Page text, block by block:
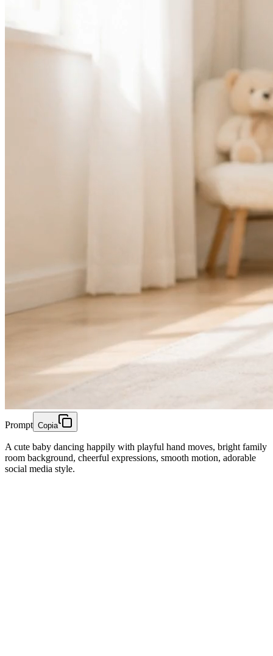
Prompt Copia
A cute baby dancing happily with playful hand moves, bright family
room background, cheerful expressions, smooth motion, adorable
social media style.